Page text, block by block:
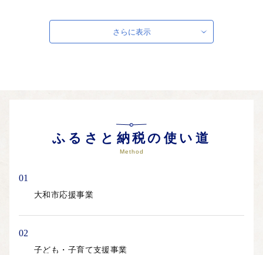
文化創造拠点シリウス、広大な敷地のF・マリノス 成城石井
社会的にも幸せな状態、いわゆるウェルビーイングを実感でき
さらに表示
ふるさと納税の使い道
Method
01
大和市応援事業
02
子ども・子育て支援事業